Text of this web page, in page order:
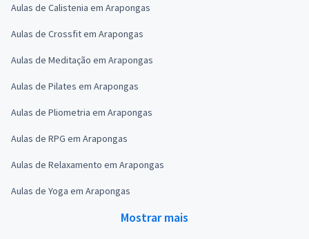
Aulas de Calistenia em Arapongas
Aulas de Crossfit em Arapongas
Aulas de Meditação em Arapongas
Aulas de Pilates em Arapongas
Aulas de Pliometria em Arapongas
Aulas de RPG em Arapongas
Aulas de Relaxamento em Arapongas
Aulas de Yoga em Arapongas
Mostrar mais